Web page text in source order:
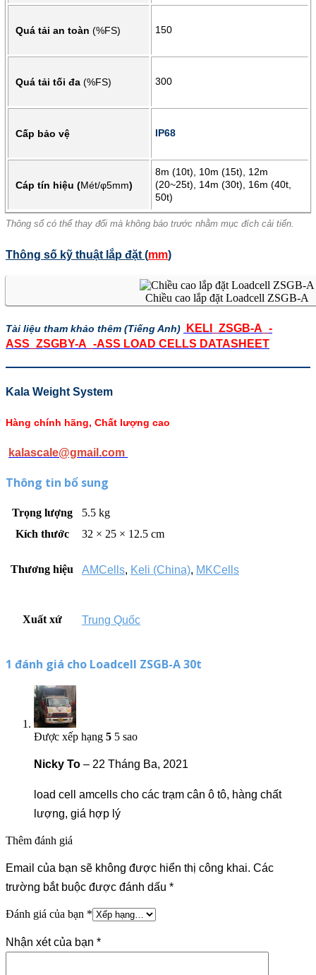
Quá tải an toàn (%FS) 150
Quá tải tối đa (%FS) 300
Cấp bảo vệ IP68
Cáp tín hiệu (Mét/φ5mm)
8m (10t), 10m (15t), 12m
(20~25t), 14m (30t), 16m (40t,
50t)
Thông số có thể thay đổi mà không báo trước nhằm mục đích cải tiến.
Thông số kỹ thuật lắp đặt (mm)
Chiều cao lắp đặt Loadcell ZSGB-A
Tài liệu tham khảo thêm (Tiếng Anh)
KELI_ZSGB-A_-
ASS_ZSGBY-A_-ASS LOAD CELLS DATASHEET
Kala Weight System
Hàng chính hãng, Chất lượng cao
kalascale@gmail.com
Thông tin bổ sung
Trọng lượng
5.5 kg
Kích thước
32 × 25 × 12.5 cm
Thương hiệu AMCells, Keli (China), MKCells
Xuất xứ Trung Quốc
1 đánh giá cho Loadcell ZSGB-A 30t
Được xếp hạng 5 5 sao
Nicky To – 22 Tháng Ba, 2021
load cell amcells cho các trạm cân ô tô, hàng chất
lượng, giá hợp lý
Thêm đánh giá
Email của bạn sẽ không được hiển thị công khai. Các
trường bắt buộc được đánh dấu *
Đánh giá của bạn *
Nhận xét của bạn *